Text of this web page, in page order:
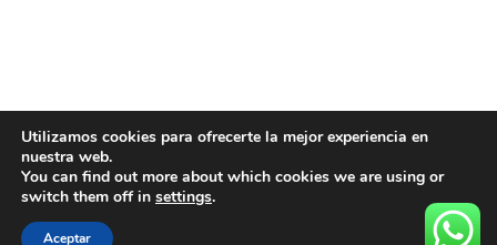
© Urbanizatech todo los derecho reservados
Utilizamos cookies para ofrecerte la mejor experiencia en
nuestra web.
You can find out more about which cookies we are using or
switch them off in settings.
Aceptar